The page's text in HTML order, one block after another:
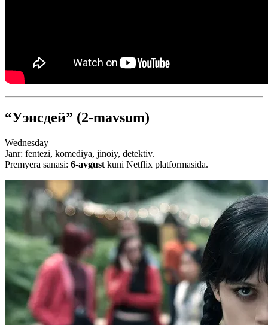
“Уэнсдей” (2-mavsum)
Wednesday
Janr: fentezi, komediya, jinoiy, detektiv.
Premyera sanasi: 6-avgust kuni Netflix platformasida.